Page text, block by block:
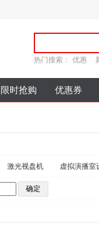
热门搜索： 优惠
限时抢购 优惠券
激光视盘机 虚拟演播室